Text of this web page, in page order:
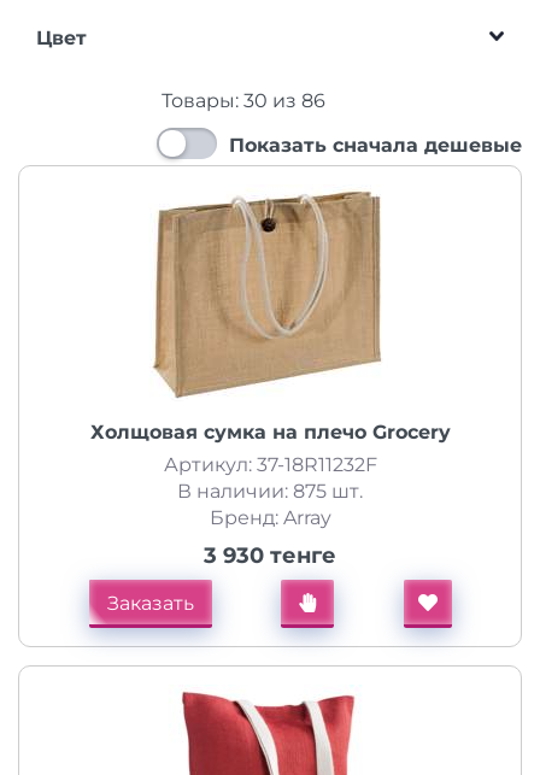
Цвет
Товары: 30 из 86
Показать сначала дешевые
Холщовая сумка на плечо Grocery
Артикул: 37-18R11232F
В наличии: 875 шт.
Бренд: Array
3 930 тенге
Заказать